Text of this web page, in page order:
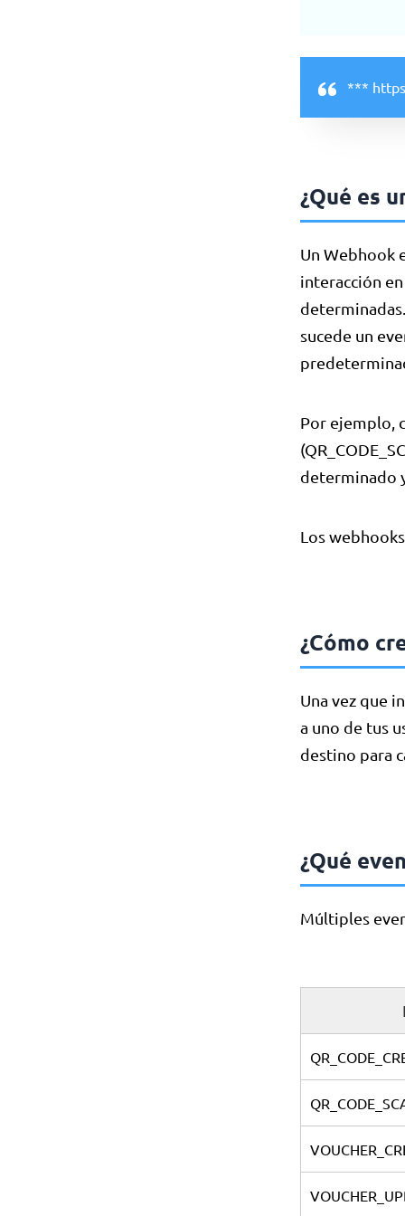
***
¿Qué es
Un Webhook
interacción
sucede un
Por ejemplo,
determinado
Los
¿Cómo
Una vez que
a uno de tus
destino para
¿Qué
Múltiples